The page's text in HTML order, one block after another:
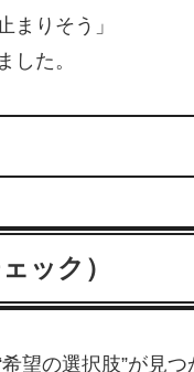
まりそう」
した。
ック）
望の選択肢”が見つ